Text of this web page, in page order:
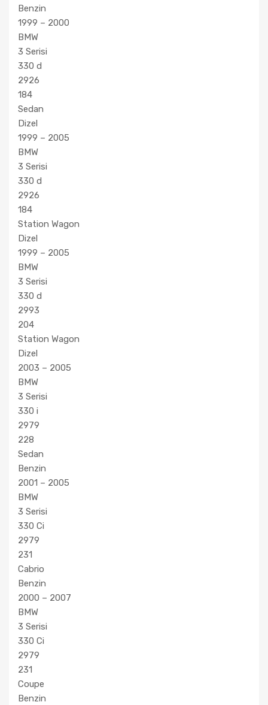
Benzin
1999 – 2000
BMW
3 Serisi
330 d
2926
184
Sedan
Dizel
1999 – 2005
BMW
3 Serisi
330 d
2926
184
Station Wagon
Dizel
1999 – 2005
BMW
3 Serisi
330 d
2993
204
Station Wagon
Dizel
2003 – 2005
BMW
3 Serisi
330 i
2979
228
Sedan
Benzin
2001 – 2005
BMW
3 Serisi
330 Ci
2979
231
Cabrio
Benzin
2000 – 2007
BMW
3 Serisi
330 Ci
2979
231
Coupe
Benzin